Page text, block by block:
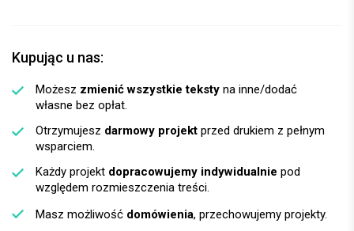
Kupując u nas:
Możesz zmienić wszystkie teksty na inne/dodać
własne bez opłat.
Otrzymujesz darmowy projekt przed drukiem z pełnym
wsparciem.
Każdy projekt dopracowujemy indywidualnie pod
względem rozmieszczenia treści.
Masz możliwość domówienia, przechowujemy projekty.